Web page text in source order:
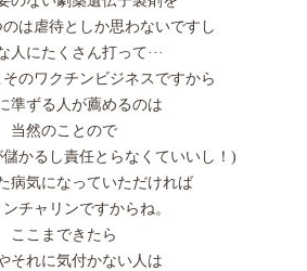
は虐待としか思わないですし
人にたくさん打って···
のワクチンビジネスですから
準ずる人が薦めるのは
当然のことので
かるし責任とらなくていいし！)
病気になっていただければ
チャリンですからね。
ここまできたら
それに気付かない人は